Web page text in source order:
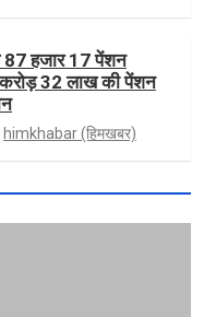
87 हजार 17 पेंशन
करोड़ 32 लाख की पेंशन
himkhabar (हिमखबर)